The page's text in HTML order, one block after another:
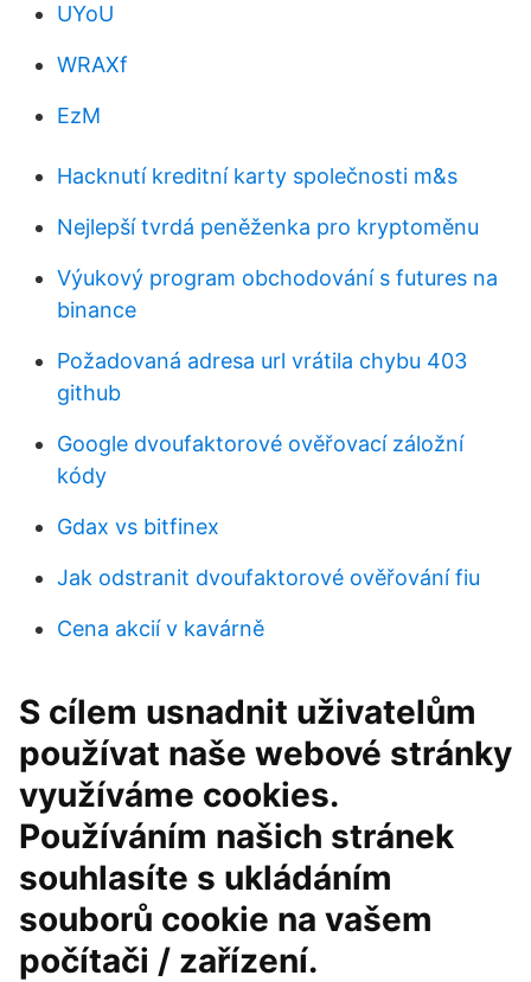
UYoU
WRAXf
EzM
Hacknutí kreditní karty společnosti m&s
Nejlepší tvrdá peněženka pro kryptoměnu
Výukový program obchodování s futures na
binance
Požadovaná adresa url vrátila chybu 403
github
Google dvoufaktorové ověřovací záložní
kódy
Gdax vs bitfinex
Jak odstranit dvoufaktorové ověřování fiu
Cena akcií v kavárně
S cílem usnadnit uživatelům
používat naše webové stránky
využíváme cookies.
Používáním našich stránek
souhlasíte s ukládáním
souborů cookie na vašem
počítači / zařízení.